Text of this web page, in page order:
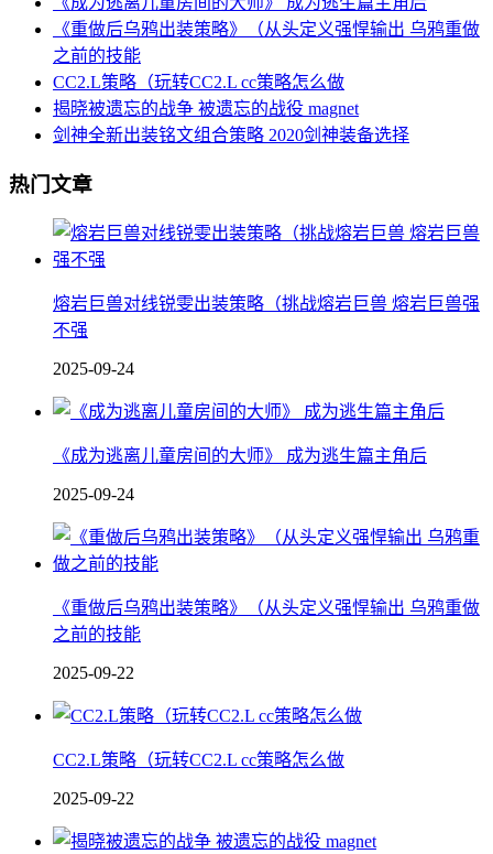
《重做后乌鸦出装策略》（从头定义强悍输出 乌鸦重做
之前的技能
CC2.L策略（玩转CC2.L cc策略怎么做
揭晓被遗忘的战争 被遗忘的战役 magnet
剑神全新出装铭文组合策略 2020剑神装备选择
热门文章
熔岩巨兽对线锐雯出装策略（挑战熔岩巨兽 熔岩巨兽强
不强
2025-09-24
《成为逃离儿童房间的大师》 成为逃生篇主角后
2025-09-24
《重做后乌鸦出装策略》（从头定义强悍输出 乌鸦重做
之前的技能
2025-09-22
CC2.L策略（玩转CC2.L cc策略怎么做
2025-09-22